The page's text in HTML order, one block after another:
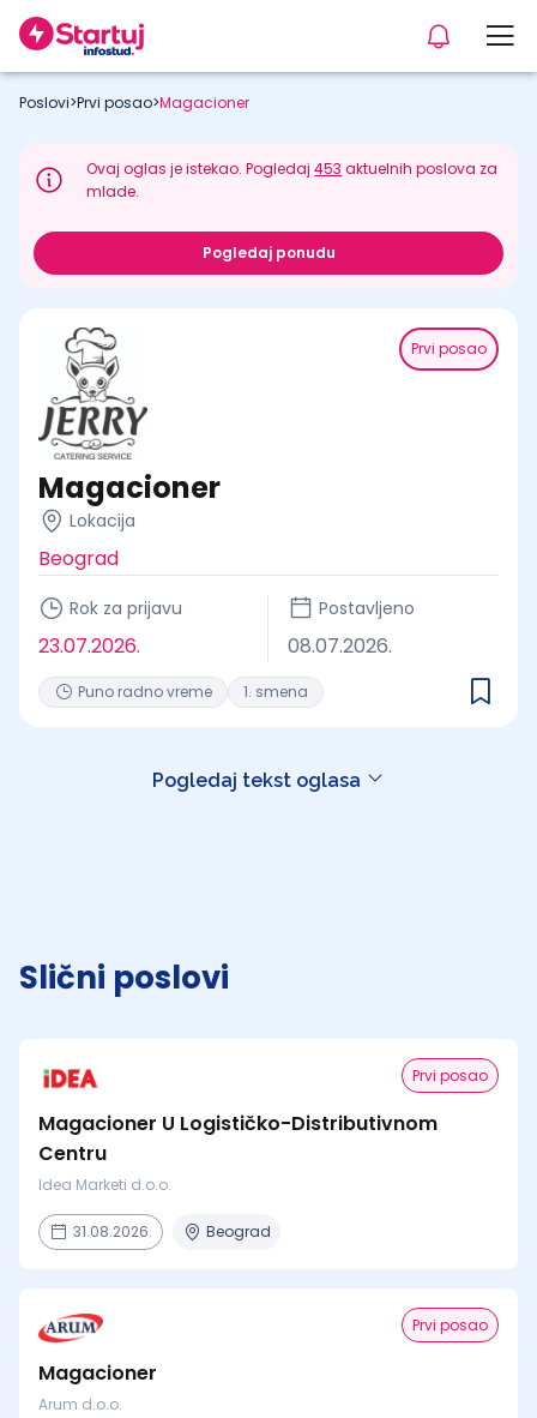
Poslovi>Prvi posao>Magacioner
Ovaj oglas je istekao. Pogledaj453 aktuelnih poslova za
mlade.
Pogledaj ponudu
Prvi posao
Magacioner
Lokacija
Beograd
Rok za prijavu
23.07.2026.
Postavljeno
08.07.2026.
Puno radno vreme 1. smena
Pogledaj tekst oglasa
Slični poslovi
Prvi posao
Magacioner U Logističko-Distributivnom
Centru
Idea Marketi d.o.o.
31.08.2026. Beograd
Prvi posao
Magacioner
Arum d.o.o.